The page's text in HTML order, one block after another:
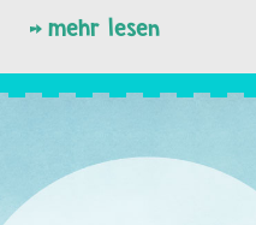
mehr lesen